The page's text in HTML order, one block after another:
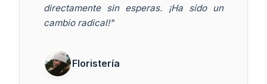
directamente sin esperas. ¡Ha sido un
cambio radical!"
Floristería